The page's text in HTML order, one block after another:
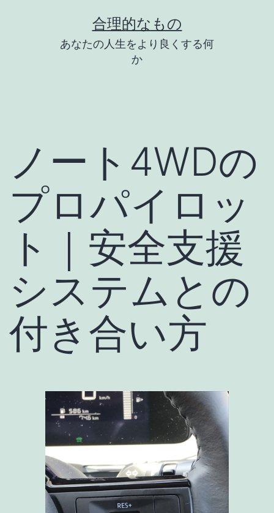
合理的なもの
あなたの人生をより良くする何
か
ノート4WDの
プロパイロッ
ト｜安全支援
システムとの
付き合い方